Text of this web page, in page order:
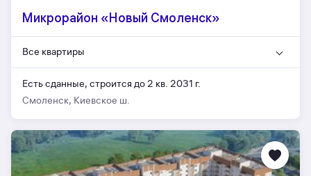
Микрорайон «Новый Смоленск»
Все квартиры
Есть сданные, строится до 2 кв. 2031 г.
Смоленск, Киевское ш.